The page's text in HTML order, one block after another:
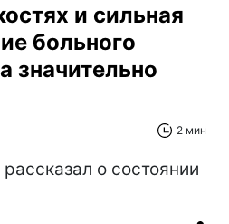
и сильная
больного
значительно
2 мин
о состоянии